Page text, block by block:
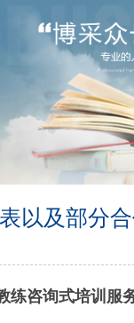
以及部分
练咨询式培训服